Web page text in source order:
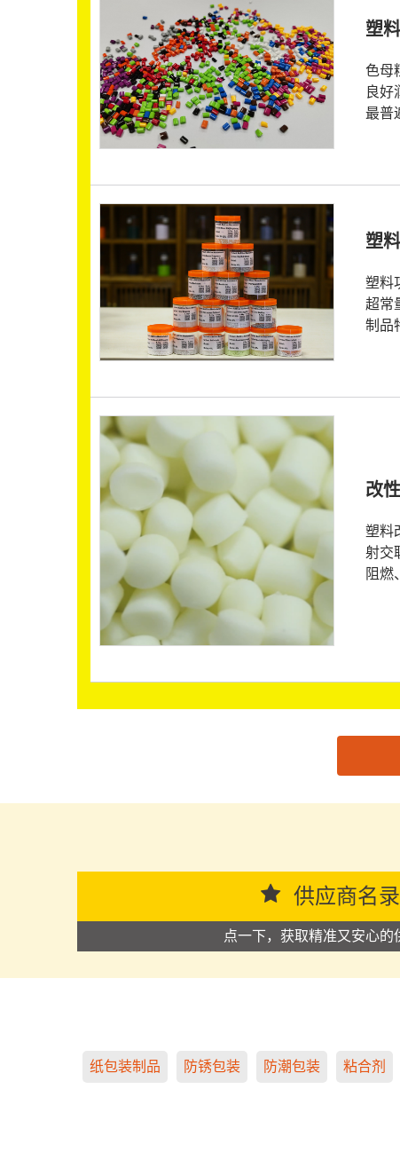
塑
色母
良好
最普
塑
塑料
超常
制品
改
塑料
射交
阻燃
供应商名录
点一下，获取精准又安心的
纸包装制品 防锈包装 防潮包装 粘合剂